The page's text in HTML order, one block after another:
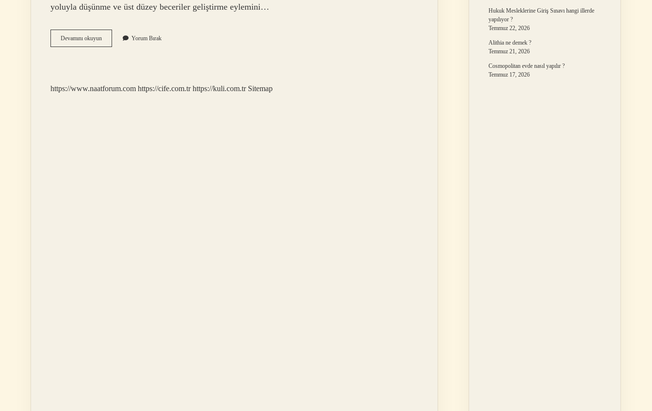
yoluyla düşünme ve üst düzey beceriler geliştirme eylemini…
Devamını okuyunAnlam
Yoluyla
Yorum Bırak
https://www.naatforum.com https://cife.com.tr https://kuli.com.tr Sitemap
Hukuk Mesleklerine Giriş Sınavı hangi illerde
yapılıyor ?
Temmuz 22, 2026
Alithia ne demek ?
Temmuz 21, 2026
Cosmopolitan evde nasıl yapılır ?
Temmuz 17, 2026